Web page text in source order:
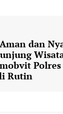
us
Plans
dan
Rutin